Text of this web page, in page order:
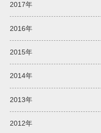
2017年
2016年
2015年
2014年
2013年
2012年